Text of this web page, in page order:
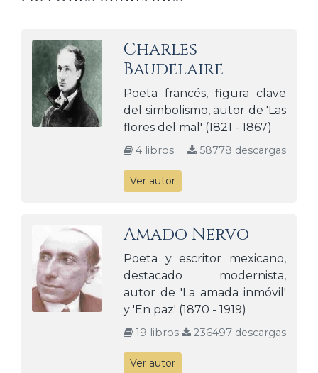
Charles
Baudelaire
Poeta francés, figura clave
del simbolismo, autor de 'Las
flores del mal' (1821 - 1867)
4 libros 58778 descargas
Ver autor
Amado Nervo
Poeta y escritor mexicano,
destacado modernista,
autor de 'La amada inmóvil'
y 'En paz' (1870 - 1919)
19 libros 236497 descargas
Ver autor